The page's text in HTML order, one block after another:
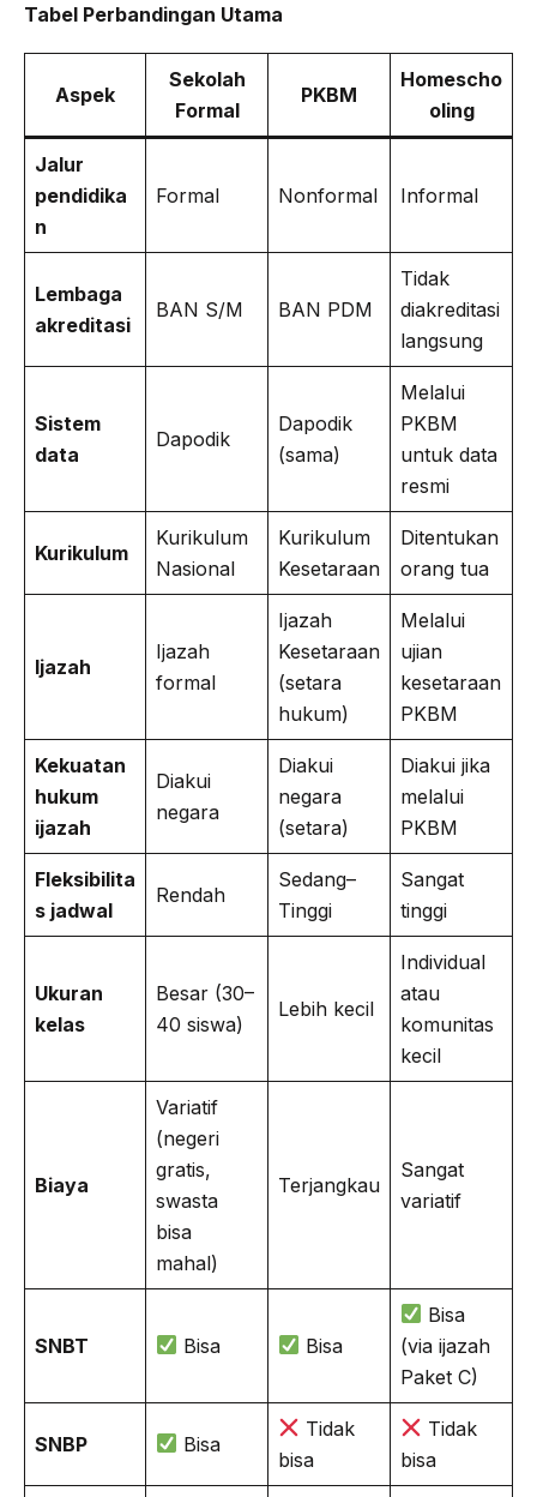
Tabel Perbandingan Utama
Aspek
Sekolah
Formal
PKBM
Homescho
oling
Jalur
pendidika
n
Formal Nonformal Informal
Lembaga
akreditasi
BAN S/M BAN PDM
Tidak
diakreditasi
langsung
Sistem
data
Dapodik
Dapodik
(sama)
Melalui
PKBM
untuk data
resmi
Kurikulum
Kurikulum
Nasional
Kurikulum
Kesetaraan
Ditentukan
orang tua
Ijazah
Ijazah
formal
Ijazah
Kesetaraan
(setara
hukum)
Melalui
ujian
kesetaraan
PKBM
Kekuatan
hukum
ijazah
Diakui
negara
Diakui
negara
(setara)
Diakui jika
melalui
PKBM
Fleksibilita
s jadwal
Rendah
Sedang–
Tinggi
Sangat
tinggi
Ukuran
kelas
Besar (30–
40 siswa)
Lebih kecil
Individual
atau
komunitas
kecil
Biaya
Variatif
(negeri
gratis,
swasta
bisa
mahal)
Terjangkau
Sangat
variatif
SNBT Bisa Bisa
Bisa
(via ijazah
Paket C)
SNBP Bisa
Tidak
bisa
Tidak
bisa